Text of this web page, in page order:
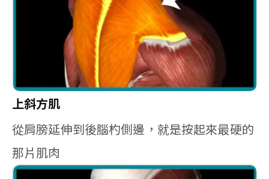
上斜方肌
從肩膀延伸到後腦杓側邊，就是按起來最硬的
那片肌肉